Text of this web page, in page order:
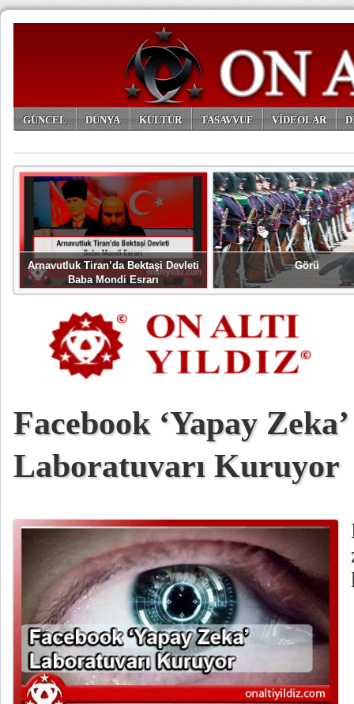
GÜNCEL DÜNYA KÜLTÜR TASAVVUF VİDEOLAR
Arnavutluk Tiran’da Bektaşi Devleti
Baba Mondi Esrarı
Görü
Facebook ‘Yapay Zeka’
Laboratuvarı Kuruyor